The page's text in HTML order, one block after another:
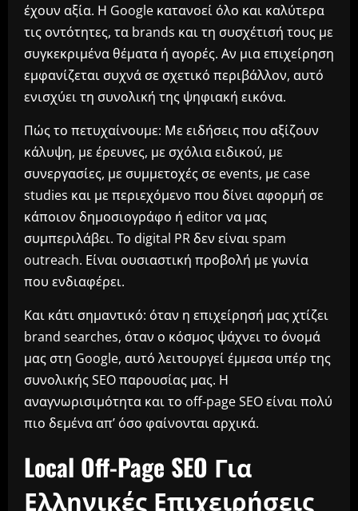
έχουν αξία. Η Google κατανοεί όλο και καλύτερα
τις οντότητες, τα brands και τη συσχέτισή τους με
συγκεκριμένα θέματα ή αγορές. Αν μια επιχείρηση
εμφανίζεται συχνά σε σχετικό περιβάλλον, αυτό
ενισχύει τη συνολική της ψηφιακή εικόνα.
Πώς το πετυχαίνουμε: Με ειδήσεις που αξίζουν
κάλυψη, με έρευνες, με σχόλια ειδικού, με
συνεργασίες, με συμμετοχές σε events, με case
studies και με περιεχόμενο που δίνει αφορμή σε
κάποιον δημοσιογράφο ή editor να μας
συμπεριλάβει. Το digital PR δεν είναι spam
outreach. Είναι ουσιαστική προβολή με γωνία
που ενδιαφέρει.
Και κάτι σημαντικό: όταν η επιχείρησή μας χτίζει
brand searches, όταν ο κόσμος ψάχνει το όνομά
μας στη Google, αυτό λειτουργεί έμμεσα υπέρ της
συνολικής SEO παρουσίας μας. Η
αναγνωρισιμότητα και το off-page SEO είναι πολύ
πιο δεμένα απ’ όσο φαίνονται αρχικά.
Local Off-Page SEO Για
Ελληνικές Επιχειρήσεις